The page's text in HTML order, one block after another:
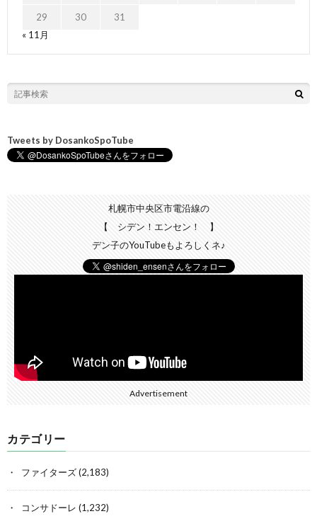
29 30
31
« 11月
Tweets by DosankoSpoTube
札幌市中央区市電沿線の
【 シデン！エンセン！ 】
デン子のYouTubeもよろしくネ♪
Advertisement
カテゴリー
ファイターズ(2,183)
コンサドーレ (1,232)